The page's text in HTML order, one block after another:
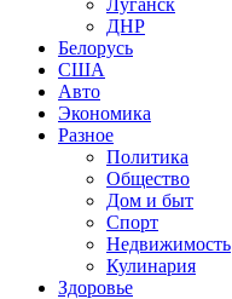
Луганск
ДНР
Белорусь
США
Авто
Экономика
Разное
Политика
Общество
Дом и быт
Спорт
Недвижимость
Кулинария
Здоровье